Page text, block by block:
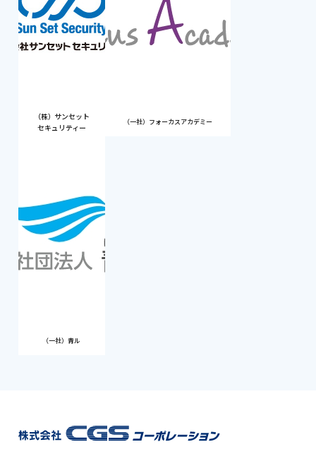
（株）サンセット
セキュリティー
（一社）フォーカスアカデミー
（一社）青ル